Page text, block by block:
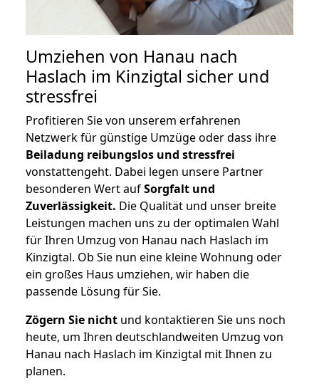
Umziehen von Hanau nach
Haslach im Kinzigtal sicher und
stressfrei
Profitieren Sie von unserem erfahrenen
Netzwerk für günstige Umzüge oder dass ihre
Beiladung reibungslos und stressfrei
vonstattengeht. Dabei legen unsere Partner
besonderen Wert aufSorgfalt und
Zuverlässigkeit. Die Qualität und unser breite
Leistungen machen uns zu der optimalen Wahl
für Ihren Umzug von Hanau nach Haslach im
Kinzigtal. Ob Sie nun eine kleine Wohnung oder
ein großes Haus umziehen, wir haben die
passende Lösung für Sie.
Zögern Sie nicht und kontaktieren Sie uns noch
heute, um Ihren deutschlandweiten Umzug von
Hanau nach Haslach im Kinzigtal mit Ihnen zu
planen.